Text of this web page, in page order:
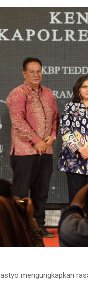
mengungkapkan